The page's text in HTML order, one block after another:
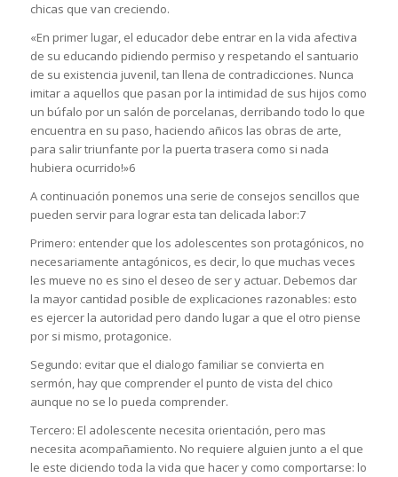
chicas que van creciendo.
«En primer lugar, el educador debe entrar en la vida afectiva
de su educando pidiendo permiso y respetando el santuario
de su existencia juvenil, tan llena de contradicciones. Nunca
imitar a aquellos que pasan por la intimidad de sus hijos como
un búfalo por un salón de porcelanas, derribando todo lo que
encuentra en su paso, haciendo añicos las obras de arte,
para salir triunfante por la puerta trasera como si nada
hubiera ocurrido!»6
A continuación ponemos una serie de consejos sencillos que
pueden servir para lograr esta tan delicada labor:7
Primero: entender que los adolescentes son protagónicos, no
necesariamente antagónicos, es decir, lo que muchas veces
les mueve no es sino el deseo de ser y actuar. Debemos dar
la mayor cantidad posible de explicaciones razonables: esto
es ejercer la autoridad pero dando lugar a que el otro piense
por si mismo, protagonice.
Segundo: evitar que el dialogo familiar se convierta en
sermón, hay que comprender el punto de vista del chico
aunque no se lo pueda comprender.
Tercero: El adolescente necesita orientación, pero mas
necesita acompañamiento. No requiere alguien junto a el que
le este diciendo toda la vida que hacer y como comportarse: lo